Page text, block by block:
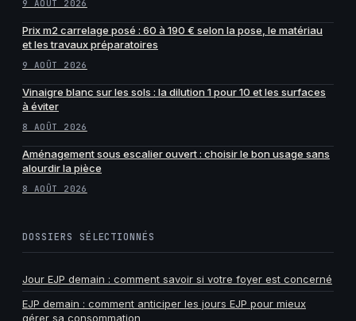
9 AOÛT 2026
Prix m2 carrelage posé : 60 à 190 € selon la pose, le matériau
et les travaux préparatoires
9 AOÛT 2026
Vinaigre blanc sur les sols : la dilution 1 pour 10 et les surfaces
à éviter
8 AOÛT 2026
Aménagement sous escalier ouvert : choisir le bon usage sans
alourdir la pièce
8 AOÛT 2026
DOSSIERS SÉLECTIONNÉS
Jour EJP demain : comment savoir si votre foyer est concerné
EJP demain : comment anticiper les jours EJP pour mieux
gérer sa consommation